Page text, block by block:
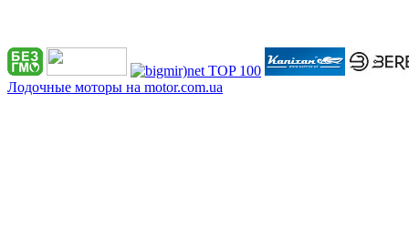
Лодочные моторы на motor.com.ua